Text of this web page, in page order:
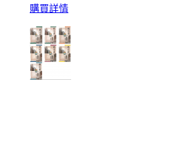
購買詳情